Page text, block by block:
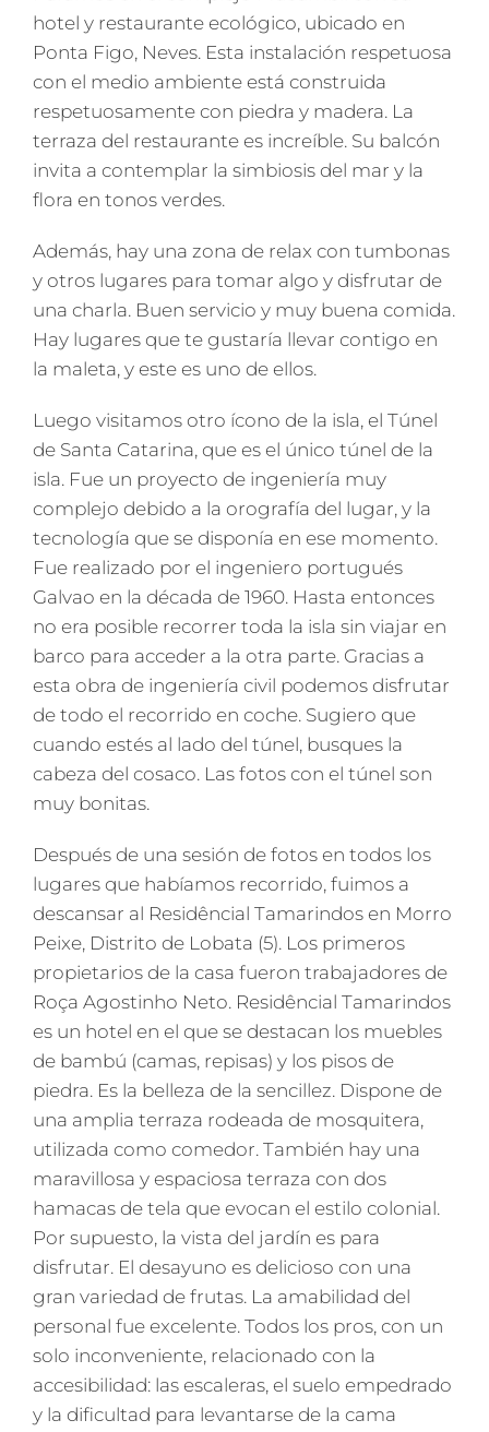
hotel y restaurante ecológico, ubicado en
Ponta Figo, Neves. Esta instalación respetuosa
con el medio ambiente está construida
respetuosamente con piedra y madera. La
terraza del restaurante es increíble. Su balcón
invita a contemplar la simbiosis del mar y la
flora en tonos verdes.
Además, hay una zona de relax con tumbonas
y otros lugares para tomar algo y disfrutar de
una charla. Buen servicio y muy buena comida.
Hay lugares que te gustaría llevar contigo en
la maleta, y este es uno de ellos.
Luego visitamos otro ícono de la isla, el Túnel
de Santa Catarina, que es el único túnel de la
isla. Fue un proyecto de ingeniería muy
complejo debido a la orografía del lugar, y la
tecnología que se disponía en ese momento.
Fue realizado por el ingeniero portugués
Galvao en la década de 1960. Hasta entonces
no era posible recorrer toda la isla sin viajar en
barco para acceder a la otra parte. Gracias a
esta obra de ingeniería civil podemos disfrutar
de todo el recorrido en coche. Sugiero que
cuando estés al lado del túnel, busques la
cabeza del cosaco. Las fotos con el túnel son
muy bonitas.
Después de una sesión de fotos en todos los
lugares que habíamos recorrido, fuimos a
descansar al Residêncial Tamarindos en Morro
Peixe, Distrito de Lobata (5). Los primeros
propietarios de la casa fueron trabajadores de
Roça Agostinho Neto. Residêncial Tamarindos
es un hotel en el que se destacan los muebles
de bambú (camas, repisas) y los pisos de
piedra. Es la belleza de la sencillez. Dispone de
una amplia terraza rodeada de mosquitera,
utilizada como comedor. También hay una
maravillosa y espaciosa terraza con dos
hamacas de tela que evocan el estilo colonial.
Por supuesto, la vista del jardín es para
disfrutar. El desayuno es delicioso con una
gran variedad de frutas. La amabilidad del
personal fue excelente. Todos los pros, con un
solo inconveniente, relacionado con la
accesibilidad: las escaleras, el suelo empedrado
y la dificultad para levantarse de la cama